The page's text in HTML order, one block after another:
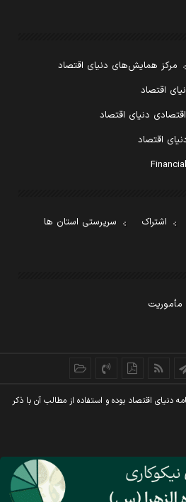
مرکز همایش‌های دنیای اقتصاد
اقتصاد
دنیای اقتصاد
اقتصاد
اشتراک
سرپرستی استان ها
مأموریت
دنيای اقتصاد بوده و استفاده از مطالب آن با ذکر